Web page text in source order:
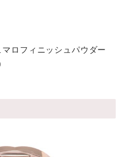
マロフィニッシュパウダー